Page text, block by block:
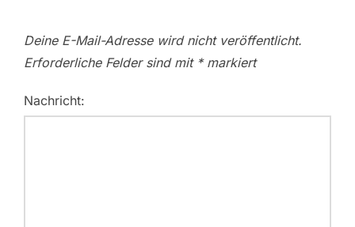
Deine E-Mail-Adresse wird nicht veröffentlicht.
Erforderliche Felder sind mit *markiert
Nachricht: